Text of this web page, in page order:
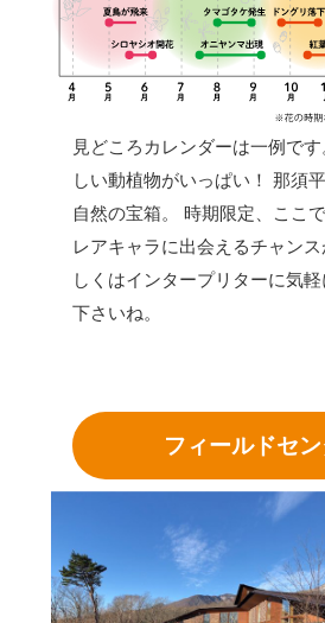
見どころカレンダーは一例で
しい動植物がいっぱい！ 那須
自然の宝箱。
時期限定、ここ
レアキャラに出会えるチャン
しくはインタープリターに気
下さいね。
フィールドセ